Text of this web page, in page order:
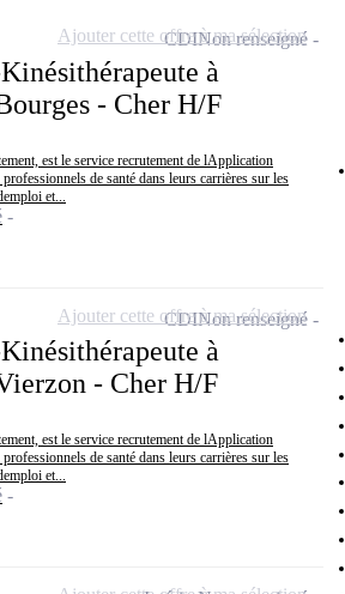
à
- Cher H/F
est le service recrutement de lApplication
de santé dans leurs carrières sur les
et...
CDINon renseigné
Ajouter cette offre à ma sélection
à
- Cher H/F
est le service recrutement de lApplication
de santé dans leurs carrières sur les
et...
CDINon renseigné
Ajouter cette offre à ma sélection